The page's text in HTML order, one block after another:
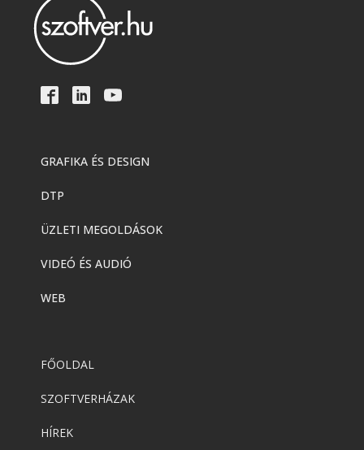
GRAFIKA ÉS DESIGN
DTP
ÜZLETI MEGOLDÁSOK
VIDEÓ ÉS AUDIÓ
WEB
FŐOLDAL
SZOFTVERHÁZAK
HÍREK